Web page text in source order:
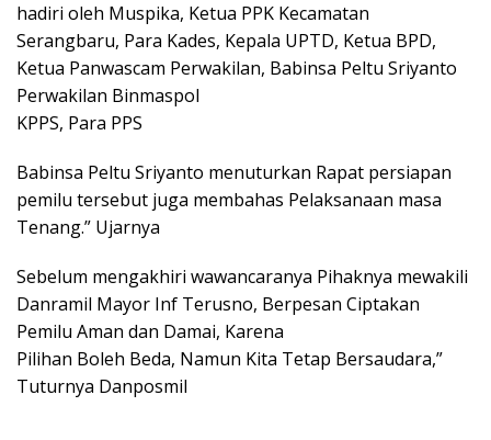
hadiri oleh Muspika, Ketua PPK Kecamatan
Serangbaru, Para Kades, Kepala UPTD, Ketua BPD,
Ketua Panwascam Perwakilan, Babinsa Peltu Sriyanto
Perwakilan Binmaspol
KPPS, Para PPS
Babinsa Peltu Sriyanto menuturkan Rapat persiapan
pemilu tersebut juga membahas Pelaksanaan masa
Tenang.” Ujarnya
Sebelum mengakhiri wawancaranya Pihaknya mewakili
Danramil Mayor Inf Terusno, Berpesan Ciptakan
Pemilu Aman dan Damai, Karena
Pilihan Boleh Beda, Namun Kita Tetap Bersaudara,”
Tuturnya Danposmil